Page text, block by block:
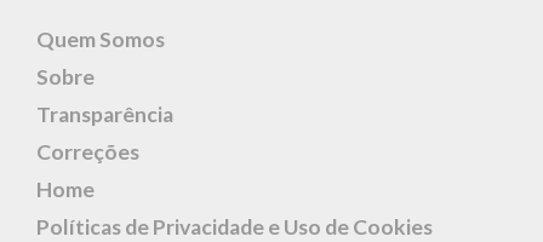
Quem Somos
Sobre
Transparência
Correções
Home
Políticas de Privacidade e Uso de Cookies